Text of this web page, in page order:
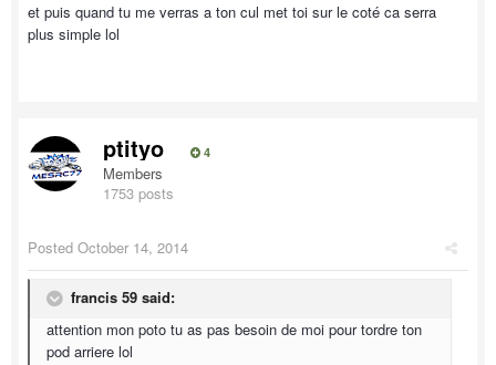
et puis quand tu me verras a ton cul met toi sur le coté ca serra
plus simple lol
ptityo 4
Members
1753 posts
Posted October 14, 2014
francis 59 said:
attention mon poto tu as pas besoin de moi pour tordre ton
pod arriere lol